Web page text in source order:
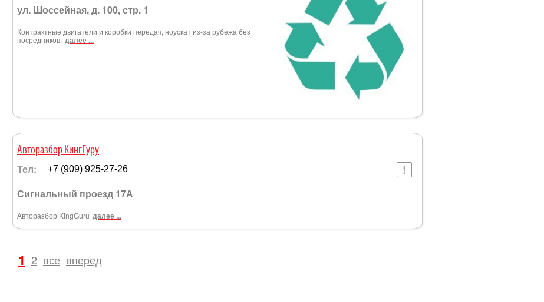
ул. Шоссейная, д. 100, стр. 1
Контрактные двигатели и коробки передач, ноускат из-за рубежа без
посредников. далее ...
Авторазбор КингГуру
Тел: +7 (909) 925-27-26
Сигнальный проезд 17А
Авторазбор KingGuru далее ...
1 2 все вперед